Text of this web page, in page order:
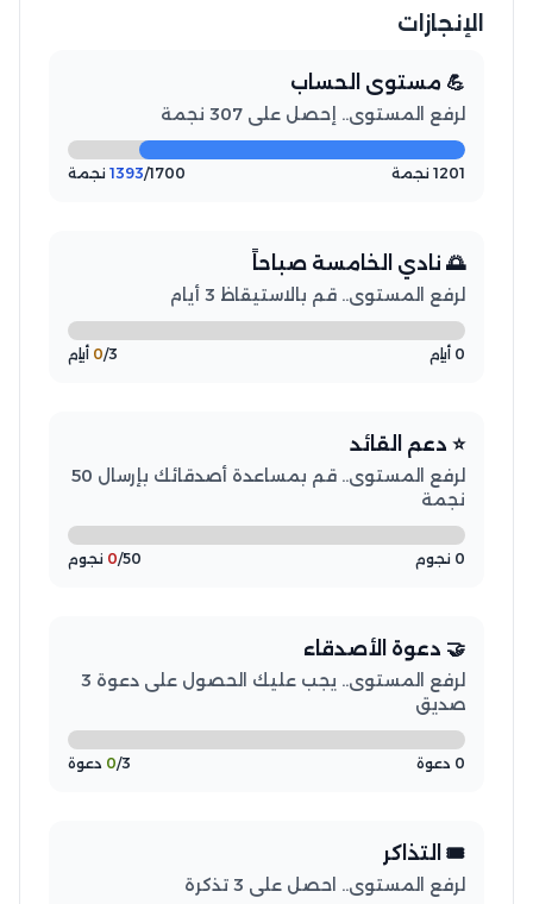
الإنجازات
💪 مستوى الحساب
لرفع المستوى.. إحصل على 307 نجمة
1201 نجمة 1393/1700 نجمة
🌅 نادي الخامسة صباحاً
لرفع المستوى.. قم بالاستيقاظ 3 أيام
0 أيام 0/3 أيام
⭐ دعم القائد
لرفع المستوى.. قم بمساعدة أصدقائك بإرسال 50
نجمة
0 نجوم 0/50 نجوم
🤝 دعوة الأصدقاء
لرفع المستوى.. يجب عليك الحصول على دعوة 3
صديق
0 دعوة 0/3 دعوة
🎟️ التذاكر
لرفع المستوى.. احصل على 3 تذكرة